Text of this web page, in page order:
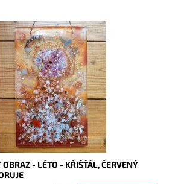
Skladem
9310
OBRAZ - LÉTO - KŘIŠŤÁL, ČERVENÝ